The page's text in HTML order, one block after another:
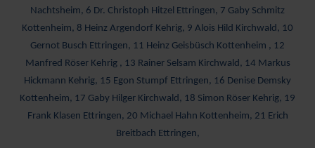
Nachtsheim, 6 Dr. Christoph Hitzel Ettringen, 7 Gaby Schmitz
Kottenheim, 8 Heinz Argendorf Kehrig, 9 Alois Hild Kirchwald, 10
Gernot Busch Ettringen, 11 Heinz Geisbüsch Kottenheim , 12
Manfred Röser Kehrig , 13 Rainer Selsam Kirchwald, 14 Markus
Hickmann Kehrig, 15 Egon Stumpf Ettringen, 16 Denise Demsky
Kottenheim, 17 Gaby Hilger Kirchwald, 18 Simon Röser Kehrig, 19
Frank Klasen Ettringen, 20 Michael Hahn Kottenheim, 21 Erich
Breitbach Ettringen,